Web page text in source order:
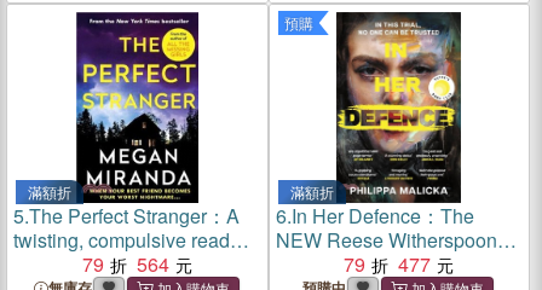
滿額折
5.The Perfect Stranger：A
twisting, compulsive read
perfect for fans of Paula
79 564
預購
滿額折
6.In Her Defence：The
NEW Reese Witherspoon
Book Club pick, February
79 477